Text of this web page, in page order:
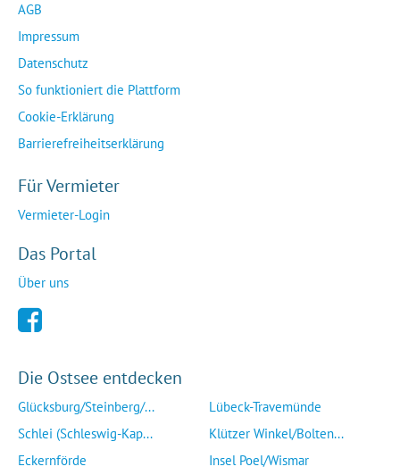
AGB
Impressum
Datenschutz
So funktioniert die Plattform
Cookie-Erklärung
Barrierefreiheitserklärung
Für Vermieter
Vermieter-Login
Das Portal
Über uns
Die Ostsee entdecken
Glücksburg/Steinberg/...
Schlei (Schleswig-Kap...
Eckernförde
Lübeck-Travemünde
Klützer Winkel/Bolten...
Insel Poel/Wismar